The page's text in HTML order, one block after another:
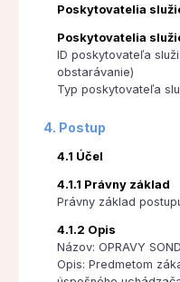
Poskytovatelia
Poskytovatelia
ID poskytovateľa
obstarávanie)
Typ poskytovateľa
4. Postup
4.1 Účel
4.1.1 Právny základ
Právny základ
4.1.2 Opis
Názov: OPRAVY
Opis: Predmetom